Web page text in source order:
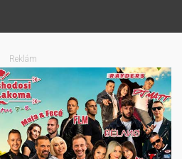
Reklám